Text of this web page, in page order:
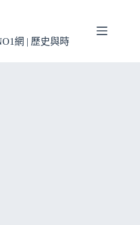
網 | 歷史與時